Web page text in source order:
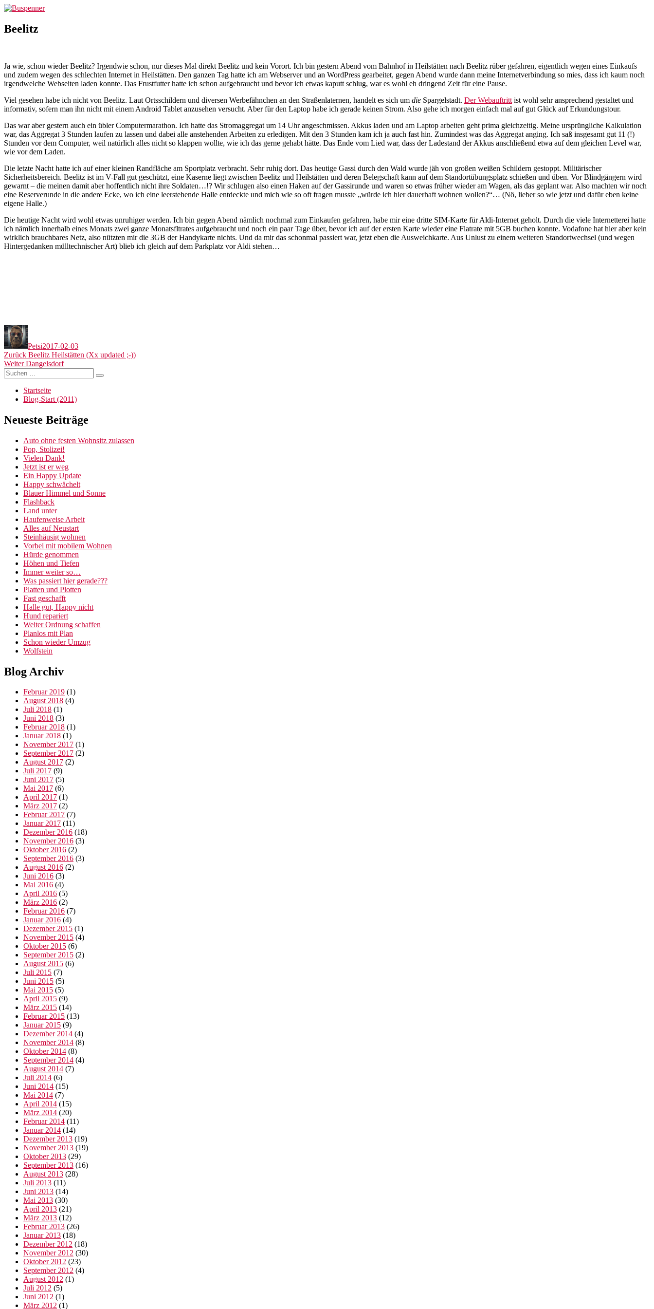
Zum
springen
Beelitz
Ja wie, schon wieder Beelitz? Irgendwie schon, nur dieses Mal direkt Beelitz und kein Vorort. Ich bin gestern Abend vom Bahnhof in Heilstätten nach Beelitz rüber gefahren, eigentlich wegen eines Einkaufs
und zudem wegen des schlechten Internet in Heilstätten. Den ganzen Tag hatte ich am Webserver und an WordPress gearbeitet, gegen Abend wurde dann meine Internetverbindung so mies, dass ich kaum noch
irgendwelche Webseiten laden konnte. Das Frustfutter hatte ich schon aufgebraucht und bevor ich etwas kaputt schlug, war es wohl eh dringend Zeit für eine Pause.
Viel gesehen habe ich nicht von Beelitz. Laut Ortsschildern und diversen Werbefähnchen an den Straßenlaternen, handelt es sich um die Spargelstadt. Der Webauftritt ist wohl sehr ansprechend gestaltet und
informativ, sofern man ihn nicht mit einem Android Tablet anzusehen versucht. Aber für den Laptop habe ich gerade keinen Strom. Also gehe ich morgen einfach mal auf gut Glück auf Erkundungstour.
Das war aber gestern auch ein übler Computermarathon. Ich hatte das Stromaggregat um 14 Uhr angeschmissen. Akkus laden und am Laptop arbeiten geht prima gleichzeitig. Meine ursprüngliche Kalkulation
war, das Aggregat 3 Stunden laufen zu lassen und dabei alle anstehenden Arbeiten zu erledigen. Mit den 3 Stunden kam ich ja auch fast hin. Zumindest was das Aggregat anging. Ich saß insgesamt gut 11 (!)
Stunden vor dem Computer, weil natürlich alles nicht so klappen wollte, wie ich das gerne gehabt hätte. Das Ende vom Lied war, dass der Ladestand der Akkus anschließend etwa auf dem gleichen Level war,
wie vor dem Laden.
Die letzte Nacht hatte ich auf einer kleinen Randfläche am Sportplatz verbracht. Sehr ruhig dort. Das heutige Gassi durch den Wald wurde jäh von großen weißen Schildern gestoppt. Militärischer
Sicherheitsbereich. Beelitz ist im V-Fall gut geschützt, eine Kaserne liegt zwischen Beelitz und Heilstätten und deren Belegschaft kann auf dem Standortübungsplatz schießen und üben. Vor Blindgängern wird
gewarnt – die meinen damit aber hoffentlich nicht ihre Soldaten…!? Wir schlugen also einen Haken auf der Gassirunde und waren so etwas früher wieder am Wagen, als das geplant war. Also machten wir noch
eine Reserverunde in die andere Ecke, wo ich eine leerstehende Halle entdeckte und mich wie so oft fragen musste „würde ich hier dauerhaft wohnen wollen?“… (Nö, lieber so wie jetzt und dafür eben keine
eigene Halle.)
Die heutige Nacht wird wohl etwas unruhiger werden. Ich bin gegen Abend nämlich nochmal zum Einkaufen gefahren, habe mir eine dritte SIM-Karte für Aldi-Internet geholt. Durch die viele Internetterei hatte
ich nämlich innerhalb eines Monats zwei ganze Monatsfltrates aufgebraucht und noch ein paar Tage über, bevor ich auf der ersten Karte wieder eine Flatrate mit 5GB buchen konnte. Vodafone hat hier aber kein
wirklich brauchbares Netz, also nützten mir die 3GB der Handykarte nichts. Und da mir das schonmal passiert war, jetzt eben die Ausweichkarte. Aus Unlust zu einem weiteren Standortwechsel (und wegen
Hintergedanken mülltechnischer Art) blieb ich gleich auf dem Parkplatz vor Aldi stehen…
Autor
Petsi2017-02-03
Beitragsnavigation
Zurück Vorheriger
Beitrag:
Beelitz Heilstätten (Xx updated ;-))
Weiter Nächster
Beitrag:
Dangelsdorf
Suchen
nach:
Suchen
Startseite
Blog-Start (2011)
Neueste Beiträge
Auto ohne festen Wohnsitz zulassen
Pop, Stolizei!
Vielen Dank!
Jetzt ist er weg
Ein Happy Update
Happy schwächelt
Blauer Himmel und Sonne
Flashback
Land unter
Haufenweise Arbeit
Alles auf Neustart
Steinhäusig wohnen
Vorbei mit mobilem Wohnen
Hürde genommen
Höhen und Tiefen
Immer weiter so…
Was passiert hier gerade???
Platten und Plotten
Fast geschafft
Halle gut, Happy nicht
Hund repariert
Weiter Ordnung schaffen
Planlos mit Plan
Schon wieder Umzug
Wolfstein
Blog Archiv
Februar 2019 (1)
August 2018 (4)
Juli 2018 (1)
Juni 2018 (3)
Februar 2018 (1)
Januar 2018 (1)
November 2017 (1)
September 2017 (2)
August 2017 (2)
Juli 2017 (9)
Juni 2017 (5)
Mai 2017 (6)
April 2017 (1)
März 2017 (2)
Februar 2017 (7)
Januar 2017 (11)
Dezember 2016 (18)
November 2016 (3)
Oktober 2016 (2)
September 2016 (3)
August 2016 (2)
Juni 2016 (3)
Mai 2016 (4)
April 2016 (5)
März 2016 (2)
Februar 2016 (7)
Januar 2016 (4)
Dezember 2015 (1)
November 2015 (4)
Oktober 2015 (6)
September 2015 (2)
August 2015 (6)
Juli 2015 (7)
Juni 2015 (5)
Mai 2015 (5)
April 2015 (9)
März 2015 (14)
Februar 2015 (13)
Januar 2015 (9)
Dezember 2014 (4)
November 2014 (8)
Oktober 2014 (8)
September 2014 (4)
August 2014 (7)
Juli 2014 (6)
Juni 2014 (15)
Mai 2014 (7)
April 2014 (15)
März 2014 (20)
Februar 2014 (11)
Januar 2014 (14)
Dezember 2013 (19)
November 2013 (19)
Oktober 2013 (29)
September 2013 (16)
August 2013 (28)
Juli 2013 (11)
Juni 2013 (14)
Mai 2013 (30)
April 2013 (21)
März 2013 (12)
Februar 2013 (26)
Januar 2013 (18)
Dezember 2012 (18)
November 2012 (30)
Oktober 2012 (23)
September 2012 (4)
August 2012 (1)
Juli 2012 (5)
Juni 2012 (1)
März 2012 (1)